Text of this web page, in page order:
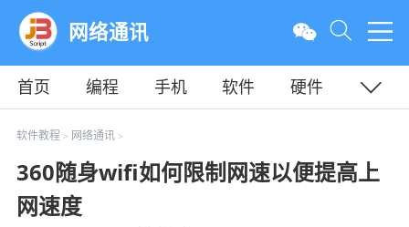
网络通讯
首页 编程 手机 软件
硬件
教程
平面
软件教程 > 网络通讯>
360随身wifi如何限制网速以便提高上
网速度